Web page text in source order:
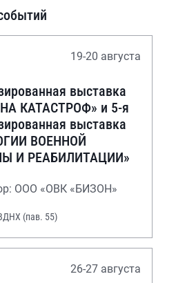
19-20 августа
выставка
КАТАСТРОФ» и 5-я
выставка
ВОЕННОЙ
И РЕАБИЛИТАЦИИ»
ООО «ОВК «БИЗОН»
(пав. 55)
26-27 августа